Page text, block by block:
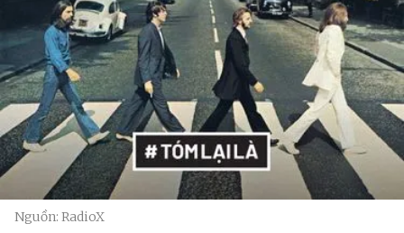
Nguồn: RadioX